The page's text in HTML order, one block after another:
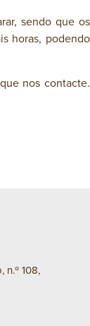
sendo que os
horas, podendo
nos contacte.
n.º 108,